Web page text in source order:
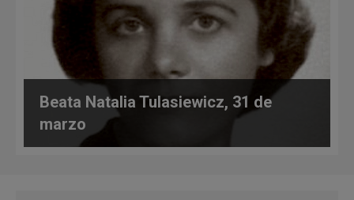
Beata Natalia Tulasiewicz, 31 de
marzo